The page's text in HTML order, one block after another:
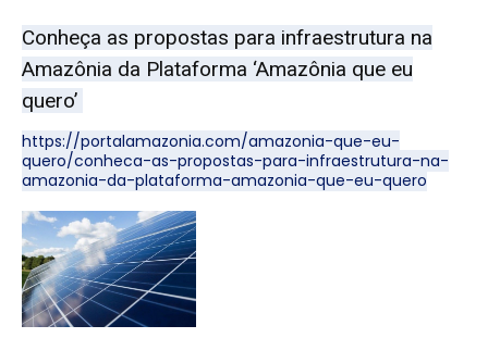
Conheça as propostas para infraestrutura na
Amazônia da Plataforma ‘Amazônia que eu
quero’
https://portalamazonia.com/amazonia-que-eu-
quero/conheca-as-propostas-para-infraestrutura-na-
amazonia-da-plataforma-amazonia-que-eu-quero